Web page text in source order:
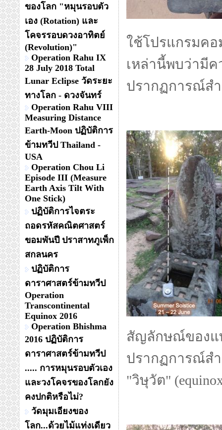
ของโลก "หมุนรอบตัว
เอง (Rotation) และ
โคจรรอบดวงอาทิตย์
(Revolution)"
Operation Rahu IX
28 July 2018 Total
Lunar Eclipse วัดระยะ
ทางโลก - ดวงจันทร์
Operation Rahu VIII
Measuring Distance
Earth-Moon ปฏิบัติการ
ข้ามทวีป Thailand -
USA
Operation Chou Li
Episode III (Measure
Earth Axis Tilt With
One Stick)
ปฏิบัติการไจตระ
ถอดรหัสคณิตศาสตร์
ขอมพันปี ปราสาทภูเพ็ก
สกลนคร
ปฏิบัติการ
ดาราศาสตร์ข้ามทวีป
Operation
Transcontinental
Equinox 2016
Operation Bhishma
2016 ปฏิบัติการ
ดาราศาสตร์ข้ามทวีป
..... การหมุนรอบตัวเอง
และวงโคจรของโลกยัง
คงปกติหรือไม่?
วัดมุมเอียงของ
โลก...ด้วยไม้แท่งเดียว
ใช้โปรแกรมค
เหล่านี้พบว่ามี
ปรากฏการณ์ส
สัญลักษณ์ของแ
ปรากฏการณ์สำ
"วิษุวัต"